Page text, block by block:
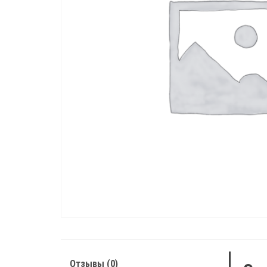
Отзывы (0)